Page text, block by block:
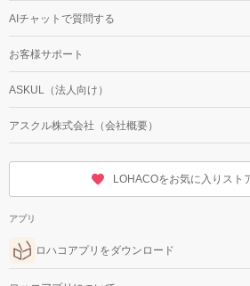
AIチャットで質問する
お客様サポート
ASKUL（法人向け）
アスクル株式会社（会社概要）
LOHACOをお気に入りスト
アプリ
ロハコアプリをダウンロード